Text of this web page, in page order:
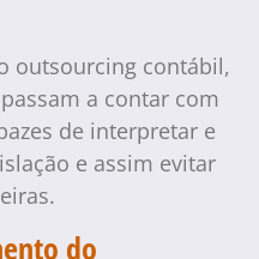
outsourcing contábil,
a contar com
de interpretar e
e assim evitar
do